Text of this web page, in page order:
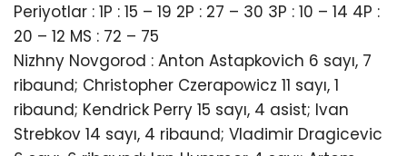
Periyotlar : 1P : 15 – 19 2P : 27 – 30 3P : 10 – 14 4P :
20 – 12 MS : 72 – 75
Nizhny Novgorod : Anton Astapkovich 6 sayı, 7
ribaund; Christopher Czerapowicz 11 sayı, 1
ribaund; Kendrick Perry 15 sayı, 4 asist; Ivan
Strebkov 14 sayı, 4 ribaund; Vladimir Dragicevic